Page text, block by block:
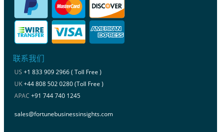
联系我们
US +1 833 909 2966 ( Toll Free )
UK+44 808 502 0280 (Toll Free )
APAC +91 744 740 1245
sales@fortunebusinessinsights.com